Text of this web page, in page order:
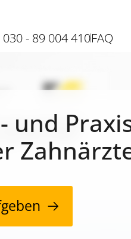
- 89 004 410FAQ
und